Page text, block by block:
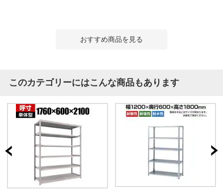
おすすめ商品を見る
このカテゴリーにはこんな商品もあります